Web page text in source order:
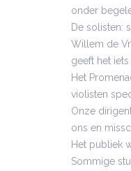
onder
De solisten:
Willem de
geeft het iets
Het
violisten
Onze
ons en
Het publiek
Sommige